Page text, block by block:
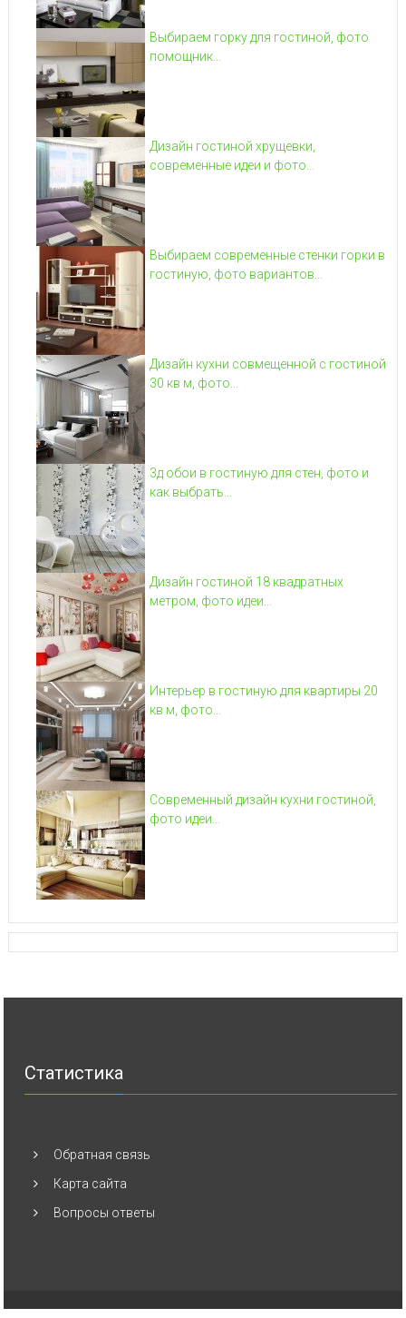
Выбираем горку для гостиной, фото
помощник...
Дизайн гостиной хрущевки,
современные идеи и фото...
Выбираем современные стенки горки в
гостиную, фото вариантов...
Дизайн кухни совмещенной с гостиной
30 кв м, фото...
3д обои в гостиную для стен, фото и
как выбрать...
Дизайн гостиной 18 квадратных
метром, фото идеи...
Интерьер в гостиную для квартиры 20
кв м, фото...
Современный дизайн кухни гостиной,
фото идеи...
Статистика
Обратная связь
Карта сайта
Вопросы ответы